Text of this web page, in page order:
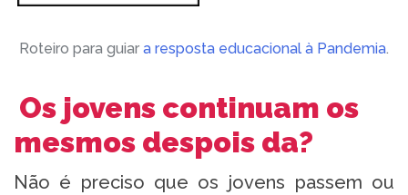
Roteiro para guiar a resposta educacional à Pandemia.
Os jovens continuam os
mesmos despois da?
Não é preciso que os jovens passem ou